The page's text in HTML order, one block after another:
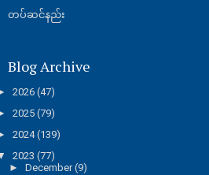
တပ်ဆင်နည်း
Blog Archive
2026 (47)
2025 (79)
2024(139)
2023 (77)
► December(9)